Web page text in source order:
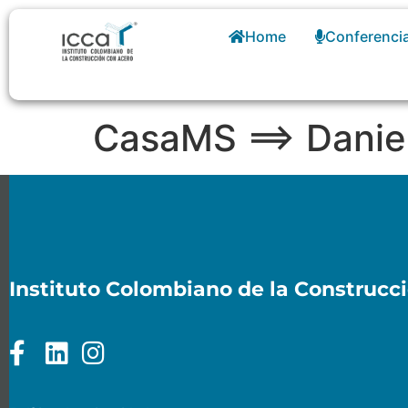
Home
CasaMS ==>
Instituto Colombiano de la